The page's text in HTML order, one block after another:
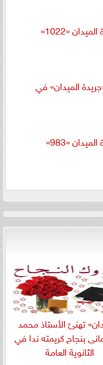
«1022»
الميدان» في
«983»
تهنئ الأستاذ محمد
بنجاح كريمته ندا في
الثانوية العامة